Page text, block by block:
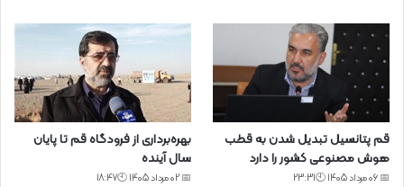
قم پتانسیل تبدیل شدن به قطب
هوش مصنوعی کشور را دارد
📅 06 مرداد 1405 🕙23:31
بهره‌برداری از فرودگاه قم تا پایان
سال آینده
📅 02 مرداد 1405 🕙18:47